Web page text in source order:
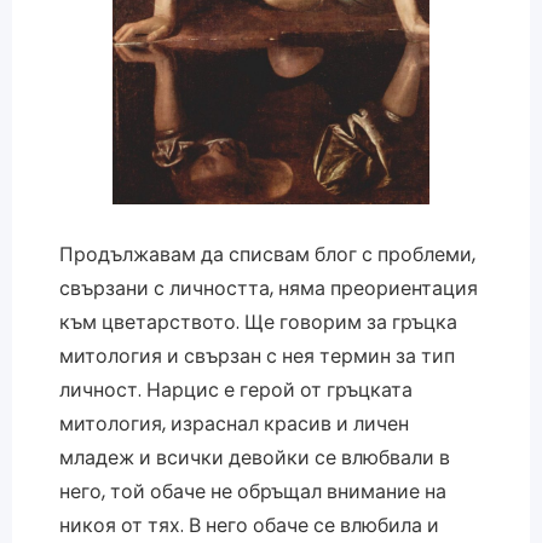
Продължавам да списвам блог с проблеми,
свързани с личността, няма преориентация
към цветарството. Ще говорим за гръцка
митология и свързан с нея термин за тип
личност. Нарцис е герой от гръцката
митология, израснал красив и личен
младеж и всички девойки се влюбвали в
него, той обаче не обръщал внимание на
никоя от тях. В него обаче се влюбила и